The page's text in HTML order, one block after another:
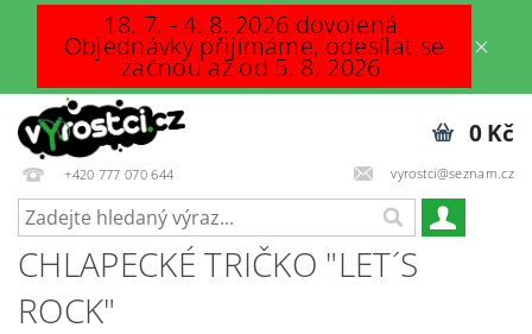
18. 7. - 4. 8. 2026 dovolená.
Objednávky přijímáme, odesílat se
začnou až od 5. 8. 2026.
+420 777 070 644 vyrostci@seznam.cz
0 Kč
CHLAPECKÉ TRIČKO "LET´S
ROCK"